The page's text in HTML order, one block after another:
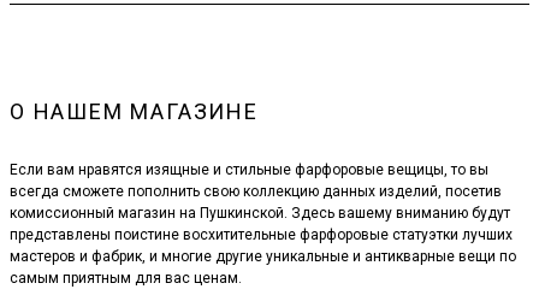
О НАШЕМ МАГАЗИНЕ
Если вам нравятся изящные и стильные фарфоровые вещицы, то вы
всегда сможете пополнить свою коллекцию данных изделий, посетив
комиссионный магазин на Пушкинской. Здесь вашему вниманию будут
представлены поистине восхитительные фарфоровые статуэтки лучших
мастеров и фабрик, и многие другие уникальные и антикварные вещи по
самым приятным для вас ценам.